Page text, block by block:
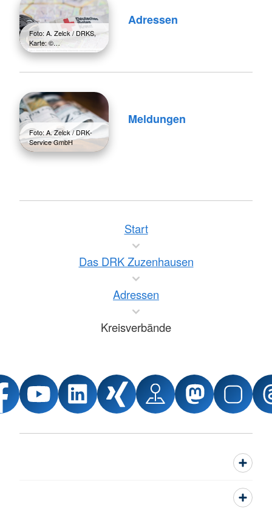
Foto: A. Zelck / DRKS,
Karte: ©…
Adressen
Foto: A. Zelck / DRK-
Service GmbH
Meldungen
Start
Das DRK Zuzenhausen
Adressen
Kreisverbände